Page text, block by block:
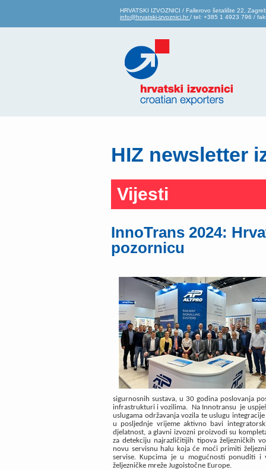
HRVATSKI IZVOZNICI / Fallerovo šetalište 22,
info@hrvatski-izvoznici.hr / tel: +385 1 4923 796 /
HIZ newsletter
Vijesti
InnoTrans 2024:
pozornicu
sigurnosnih sustava, u 30 godina poslovanja
infrastrukturi i vozilima. Na Innotransu
je
uslugama održavanja vozila te uslugu
u posljednje vrijeme aktivno bavi
djelatnost, a glavni izvozni proizvodi su
za detekciju najrazličitijih tipova željezničkih
novu servisnu halu koja će moći primiti
servise. Kupcima je u mogućnosti ponuditi i
željezničke mreže Jugoistočne Europe.